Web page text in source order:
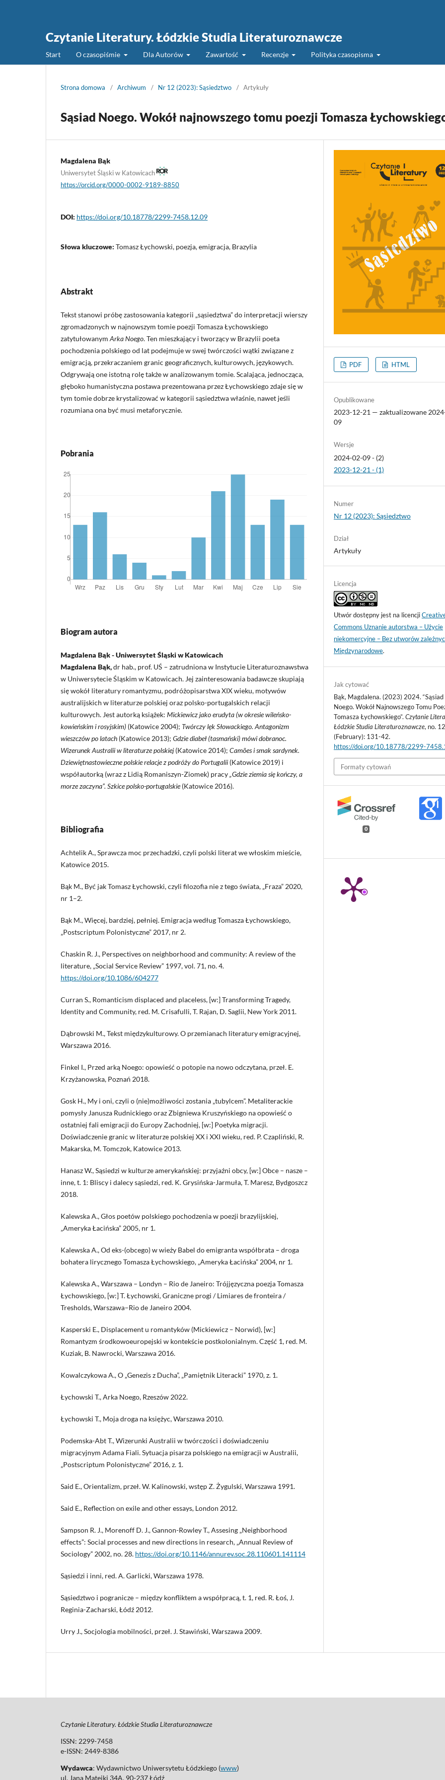
Czytanie Literatury. Łódzkie Studia Literaturoznawcze
Start O czasopiśmie Dla Autorów Zawartość Recenzje Polityka czasopisma
Strona domowa / Archiwum / Nr 12 (2023): Sąsiedztwo / Artykuły
Sąsiad Noego. Wokół najnowszego tomu poezji Tomasza
Magdalena Bąk
Uniwersytet Śląski w Katowicach
https://orcid.org/0000-0002-9189-8850
DOI: https://doi.org/10.18778/2299-7458.12.09
Słowa kluczowe: Tomasz Łychowski, poezja, emigracja, Brazylia
Abstrakt
Tekst stanowi próbę zastosowania kategorii „sąsiedztwa” do interpretacji wierszy
zgromadzonych w najnowszym tomie poezji Tomasza Łychowskiego
zatytułowanym Arka Noego. Ten mieszkający i tworzący w Brazylii poeta
pochodzenia polskiego od lat podejmuje w swej twórczości wątki związane z
emigracją, przekraczaniem granic geograficznych, kulturowych, językowych.
Odgrywają one istotną rolę także w analizowanym tomie. Scalająca, jednocząca,
głęboko humanistyczna postawa prezentowana przez Łychowskiego zdaje się w
tym tomie dobrze krystalizować w kategorii sąsiedztwa właśnie, nawet jeśli
rozumiana ona być musi metaforycznie.
Pobrania
Biogram autora
Magdalena Bąk - Uniwersytet Śląski w Katowicach
Magdalena Bąk,dr hab., prof. UŚ – zatrudniona w Instytucie Literaturoznawstwa
w Uniwersytecie Śląskim w Katowicach. Jej zainteresowania badawcze skupiają
się wokół literatury romantyzmu, podróżopisarstwa XIX wieku, motywów
australijskich w literaturze polskiej oraz polsko-portugalskich relacji
kulturowych. Jest autorką książek: Mickiewicz jako erudyta (w okresie wileńsko-
kowieńskim i rosyjskim) (Katowice 2004); Twórczy lęk Słowackiego. Antagonizm
wieszczów po latach (Katowice 2013); Gdzie diabeł (tasmański) mówi dobranoc.
Wizerunek Australii w literaturze polskiej (Katowice 2014); Camões i smak sardynek.
Dziewiętnastowieczne polskie relacje z podróży do Portugalii (Katowice 2019) i
współautorką (wraz z Lidią Romaniszyn-Ziomek) pracy„Gdzie ziemia się kończy, a
morze zaczyna”. Szkice polsko-portugalskie(Katowice 2016).
Bibliografia
Achtelik A., Sprawcza moc przechadzki, czyli polski literat we włoskim mieście,
Katowice 2015.
Bąk M., Być jak Tomasz Łychowski, czyli filozofia nie z tego świata, „Fraza” 2020,
nr 1–2.
Bąk M., Więcej, bardziej, pełniej. Emigracja według Tomasza Łychowskiego,
„Postscriptum Polonistyczne” 2017, nr 2.
Chaskin R. J., Perspectives on neighborhood and community: A review of the
literature, „Social Service Review” 1997, vol. 71, no. 4.
https://doi.org/10.1086/604277
Curran S., Romanticism displaced and placeless, [w:] Transforming Tragedy,
Identity and Community, red. M. Crisafulli, T. Rajan, D. Saglii, New York 2011.
Dąbrowski M., Tekst międzykulturowy. O przemianach literatury emigracyjnej,
Warszawa 2016.
Finkel I., Przed arką Noego: opowieść o potopie na nowo odczytana, przeł. E.
Krzyżanowska, Poznań 2018.
Gosk H., My i oni, czyli o (nie)możliwości zostania „tubylcem”. Metaliterackie
pomysły Janusza Rudnickiego oraz Zbigniewa Kruszyńskiego na opowieść o
ostatniej fali emigracji do Europy Zachodniej, [w:] Poetyka migracji.
Doświadczenie granic w literaturze polskiej XX i XXI wieku, red. P. Czapliński, R.
Makarska, M. Tomczok, Katowice 2013.
Hanasz W., Sąsiedzi w kulturze amerykańskiej: przyjaźni obcy, [w:] Obce – nasze –
inne, t. 1: Bliscy i dalecy sąsiedzi, red. K. Grysińska-Jarmuła, T. Maresz, Bydgoszcz
2018.
Kalewska A., Głos poetów polskiego pochodzenia w poezji brazylijskiej,
„Ameryka Łacińska” 2005, nr 1.
Kalewska A., Od eks-(obcego) w wieży Babel do emigranta współbrata – droga
bohatera lirycznego Tomasza Łychowskiego, „Ameryka Łacińska” 2004, nr 1.
Kalewska A., Warszawa – Londyn – Rio de Janeiro: Trójjęzyczna poezja Tomasza
Łychowskiego, [w:] T. Łychowski, Graniczne progi / Limiares de fronteira /
Tresholds, Warszawa–Rio de Janeiro 2004.
Kasperski E., Displacement u romantyków (Mickiewicz – Norwid), [w:]
Romantyzm środkowoeuropejski w kontekście postkolonialnym. Część 1, red. M.
Kuziak, B. Nawrocki, Warszawa 2016.
Kowalczykowa A., O „Genezis z Ducha”, „Pamiętnik Literacki” 1970, z. 1.
Łychowski T., Arka Noego, Rzeszów 2022.
Łychowski T., Moja droga na księżyc, Warszawa 2010.
Podemska-Abt T., Wizerunki Australii w twórczości i doświadczeniu
migracyjnym Adama Fiali. Sytuacja pisarza polskiego na emigracji w Australii,
„Postscriptum Polonistyczne” 2016, z. 1.
Said E., Orientalizm, przeł. W. Kalinowski, wstęp Z. Żygulski, Warszawa 1991.
Said E., Reflection on exile and other essays, London 2012.
Sampson R. J., Morenoff D. J., Gannon-Rowley T., Assesing „Neighborhood
effects”: Social processes and new directions in research, „Annual Review of
Sociology” 2002, no. 28. https://doi.org/10.1146/annurev.soc.28.110601.141114
Sąsiedzi i inni, red. A. Garlicki, Warszawa 1978.
Sąsiedztwo i pogranicze – między konfliktem a współpracą, t. 1, red. R. Łoś, J.
Reginia-Zacharski, Łódź 2012.
Urry J., Socjologia mobilności, przeł. J. Stawiński, Warszawa 2009.
PDF HTML
Opublikowane
2023-12-21 — zaktualizowane
09
Wersje
2024-02-09 - (2)
2023-12-21 - (1)
Numer
Nr 12 (2023): Sąsiedztwo
Dział
Artykuły
Licencja
Utwór dostępny jest na licencji
Commons Uznanie autorstwa – Użycie
niekomercyjne – Bez utworów
Międzynarodowe.
Jak cytować
Bąk, Magdalena. (2023) 2024. “Sąsiad
Noego. Wokół Najnowszego Tomu
Tomasza Łychowskiego”.Czytanie
Łódzkie Studia Literaturoznawcze, no. 12
(February): 131-42.
https://doi.org/10.18778/2299-
Formaty cytowań
0
Czytanie Literatury. Łódzkie Studia Literaturoznawcze
ISSN: 2299-7458
e-ISSN: 2449-8386
Wydawca: Wydawnictwo Uniwersytetu Łódzkiego (www)
ul. Jana Matejki 34A, 90-237 Łódź